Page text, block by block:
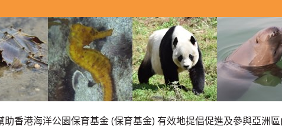
助香港海洋公園保育基金 (保育基金) 有效地提倡促進及參與亞洲